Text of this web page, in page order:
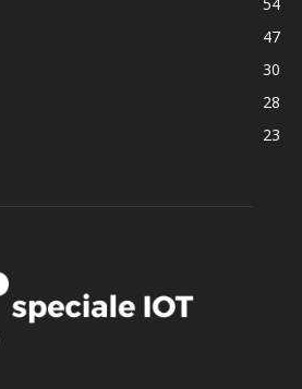
54
47
30
28
23